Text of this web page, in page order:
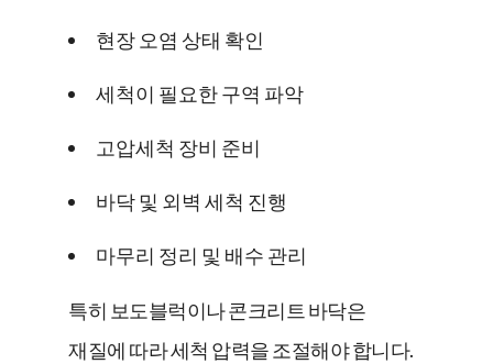
현장 오염 상태 확인
세척이 필요한 구역 파악
고압세척 장비 준비
바닥 및 외벽 세척 진행
마무리 정리 및 배수 관리
특히 보도블럭이나 콘크리트 바닥은
재질에 따라 세척 압력을 조절해야 합니다.